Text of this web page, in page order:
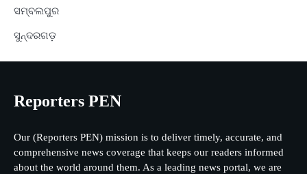
ସମ୍ବଲପୁର
ସୁନ୍ଦରଗଡ଼
Reporters PEN
Our (Reporters PEN) mission is to deliver timely, accurate, and
comprehensive news coverage that keeps our readers informed
about the world around them. As a leading news portal, we are